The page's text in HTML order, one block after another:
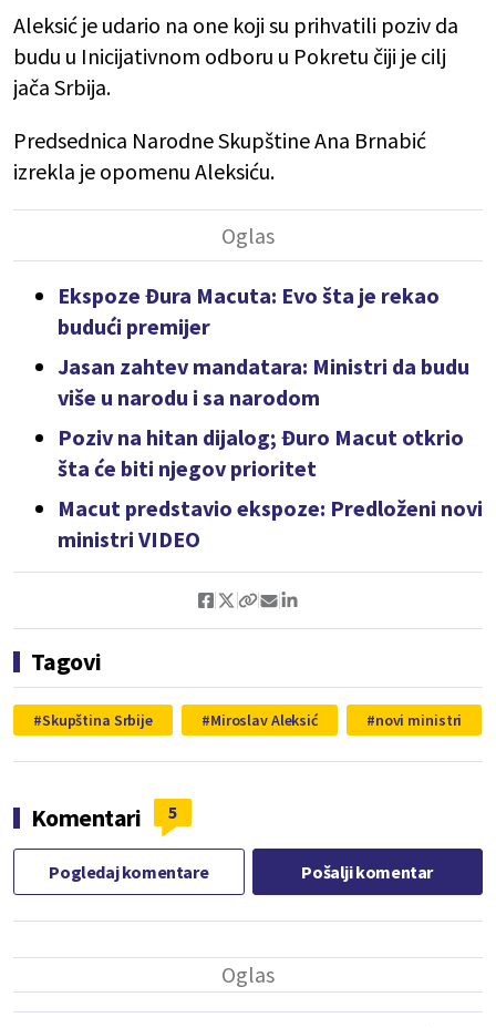
Aleksić je udario na one koji su prihvatili poziv da
budu u Inicijativnom odboru u Pokretu čiji je cilj
jača Srbija.
Predsednica Narodne Skupštine Ana Brnabić
izrekla je opomenu Aleksiću.
Ekspoze Đura Macuta: Evo šta je rekao
budući premijer
Jasan zahtev mandatara: Ministri da budu
više u narodu i sa narodom
Poziv na hitan dijalog; Đuro Macut otkrio
šta će biti njegov prioritet
Macut predstavio ekspoze: Predloženi novi
ministri VIDEO
Tagovi
Skupština Srbije Miroslav Aleksić novi ministri
Komentari 5
Pogledaj komentare Pošalji komentar